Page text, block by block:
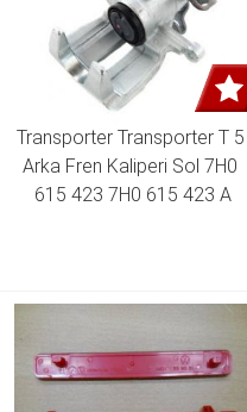
Transporter Transporter T 5
Arka Fren Kaliperi Sol 7H0
615 423 7H0 615 423 A